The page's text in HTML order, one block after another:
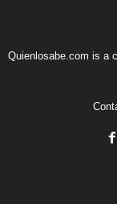
Quienlosabe.com is a